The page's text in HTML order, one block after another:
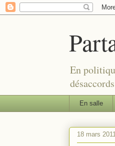
En
En salle
18 mars